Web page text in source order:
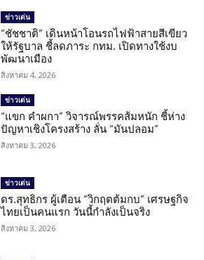
ข่าวเด่น
“ชัชชาติ” เดินหน้าโอนรถไฟฟ้าสายสีเขียว
ให้รัฐบาล ชี้ลดภาระ กทม. เปิดทางใช้งบ
พัฒนาเมือง
สิงหาคม 4, 2026
ข่าวเด่น
“แขก คำผกา” วิจารณ์พรรคส้มหนัก ชี้ห่าง
ปัญหาเชิงโครงสร้าง ลั่น “มันปลอม”
สิงหาคม 3, 2026
ข่าวเด่น
ดร.สุทธิกร ผู้เตือน “วิกฤตต้มกบ” เศรษฐกิจ
ไทยเป็นคนแรก วันนี้กำลังเป็นจริง
สิงหาคม 3, 2026